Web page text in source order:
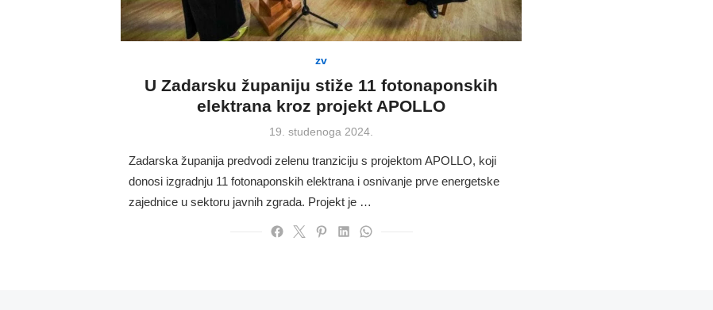
zv
U Zadarsku županiju stiže 11 fotonaponskih
elektrana kroz projekt APOLLO
Posted
19. studenoga 2024.
Zadarska županija predvodi zelenu tranziciju s projektom APOLLO, koji
donosi izgradnju 11 fotonaponskih elektrana i osnivanje prve energetske
zajednice u sektoru javnih zgrada. Projekt je …